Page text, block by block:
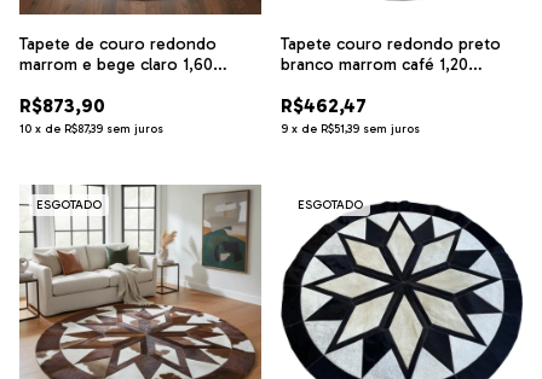
Tapete de couro redondo
marrom e bege claro 1,60
R$873,90
10 x de R$87,39 sem juros
Tapete couro redondo preto
branco marrom café 1,20
R$462,47
9 x de R$51,39 sem juros
ESGOTADO ESGOTADO